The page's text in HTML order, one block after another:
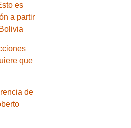
es
a partir
que
de